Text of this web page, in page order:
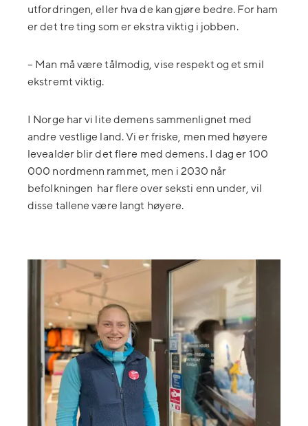
utfordringen, eller hva de kan gjøre bedre. For ham
er det tre ting som er ekstra viktig i jobben.
– Man må være tålmodig, vise respekt og et smil
ekstremt viktig.
I Norge har vi lite demens sammenlignet med
andre vestlige land. Vi er friske, men med høyere
levealder blir det flere med demens. I dag er 100
000 nordmenn rammet, men i 2030 når
befolkningen har flere over seksti enn under, vil
disse tallene være langt høyere.